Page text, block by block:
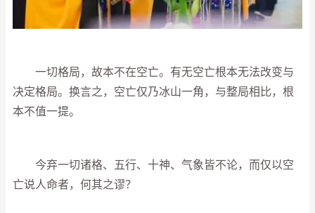
一切格局，故本不在空亡。有无空亡根本无法改变与
决定格局。换言之，空亡仅乃冰山一角，与整局相比，根
本不值一提。
今弃一切诸格、五行、十神、气象皆不论，而仅以空
亡说人命者，何其之谬？